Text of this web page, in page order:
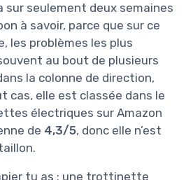
sur seulement deux semaines
à savoir, parce que sur ce
les problèmes les plus
au bout de plusieurs
la colonne de direction,
cas, elle est classée dans le
électriques sur Amazon
de 4,3/5, donc elle n’est
tu as : une trottinette